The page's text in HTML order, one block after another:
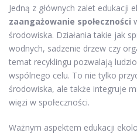
Jedną z głównych zalet edukacji
zaangażowanie społeczności
środowiska. Działania takie jak
wodnych, sadzenie drzew czy
temat recyklingu pozwalają
wspólnego celu. To nie tylko
środowiska, ale także integruje
więzi w społeczności.
Ważnym aspektem edukacji